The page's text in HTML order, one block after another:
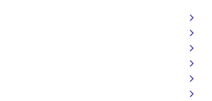
H.264 Audio/Video